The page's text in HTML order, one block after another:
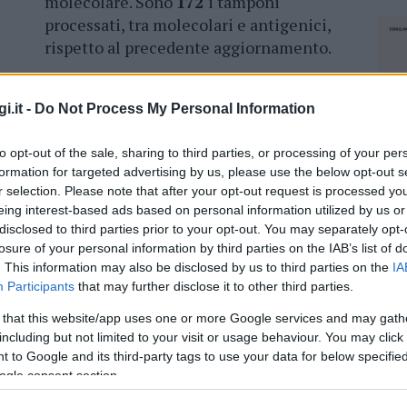
- Do Not Process My Personal Information
opt-out of the sale, sharing to third parties, or processing of your
for targeted advertising by us, please use the below opt-out
selection. Please note that after your opt-out request is processed
interest-based ads based on personal information utilized by us
to third parties prior to your opt-out. You may separately
of your personal information by third parties on the IAB’s list of
This information may also be disclosed by us to third parties on the
Participants that may further disclose it to other third parties.
that this website/app uses one or more Google services and may
but not limited to your visit or usage behaviour. You may
to Google and its third-party tags to use your data for below
consent section.
processati, tra molecolari e antigenici,
rispetto al precedente aggiornamento.
Sardegna risulta che nelle varie terapie
area medica. Le persone costrette al
sono3.395e, per fortuna, non risultano
cliccandoqui